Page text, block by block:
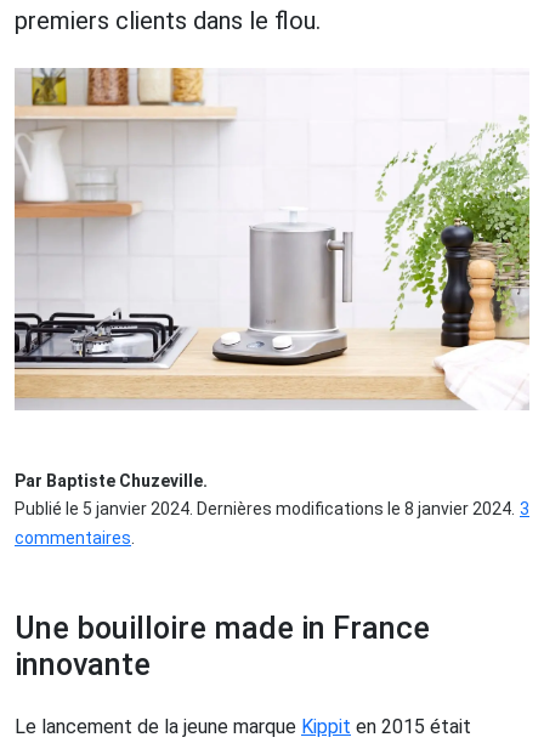
premiers clients dans le flou.
Par Baptiste Chuzeville.
Publié le 5 janvier 2024. Dernières modifications le 8 janvier 2024. 3
commentaires.
Une bouilloire made in France
innovante
Le lancement de la jeune marque Kippit en 2015 était